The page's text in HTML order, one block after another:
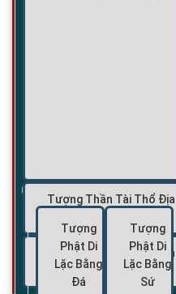
Tượng
Phật Di
Lặc Bằng
Đá
Tượng
Phật Di
Lặc Bằng
Sứ
Tượng Thần Tài Thổ Địa
Tượng Thần Tài Thổ Địa
Bằng Sứ